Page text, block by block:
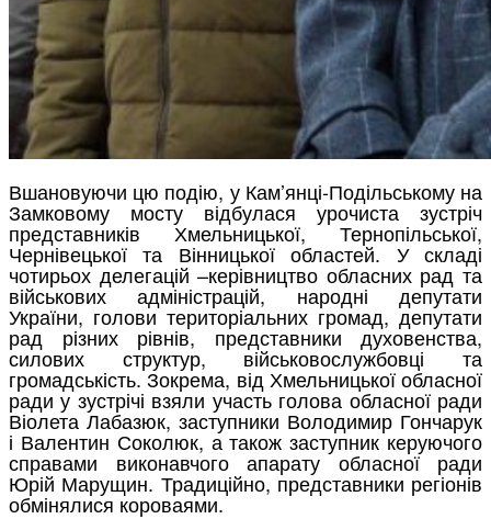
Вшановуючи цю подію, у Кам’янці-Подільському на
Замковому мосту відбулася урочиста зустріч
представників Хмельницької, Тернопільської,
Чернівецької та Вінницької областей. У складі
чотирьох делегацій –керівництво обласних рад та
військових адміністрацій, народні депутати
України, голови територіальних громад, депутати
рад різних рівнів, представники духовенства,
силових структур, військовослужбовці та
громадськість. Зокрема, від Хмельницької обласної
ради у зустрічі взяли участь голова обласної ради
Віолета Лабазюк, заступники Володимир Гончарук
і Валентин Соколюк, а також заступник керуючого
справами виконавчого апарату обласної ради
Юрій Марущин. Традиційно, представники регіонів
обмінялися короваями.